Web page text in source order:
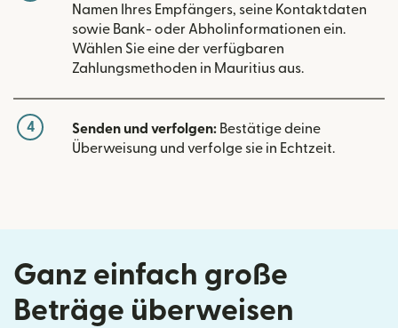
Namen Ihres Empfängers, seine Kontaktdaten
sowie Bank- oder Abholinformationen ein.
Wählen Sie eine der verfügbaren
Zahlungsmethoden in Mauritius aus.
4 Senden und verfolgen: Bestätige deine
Überweisung und verfolge sie in Echtzeit.
Ganz einfach große
Beträge überweisen